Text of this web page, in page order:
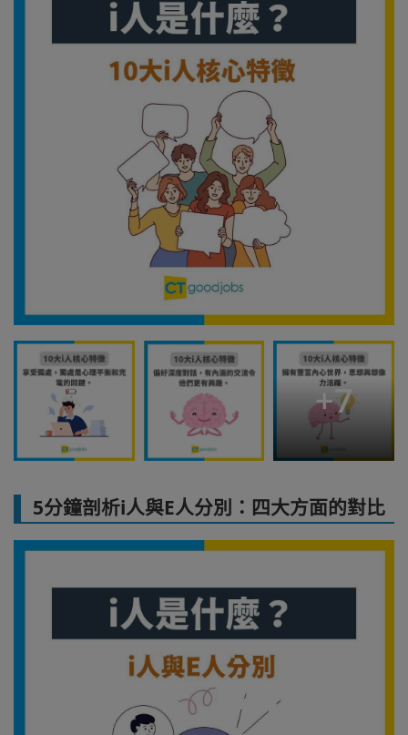
+7
5分鐘剖析i人與E人分別：四大方面的對比